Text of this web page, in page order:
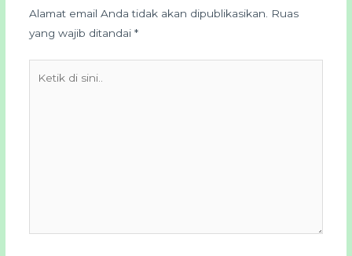
Alamat email Anda tidak akan dipublikasikan.
Ruas
yang wajib ditandai *